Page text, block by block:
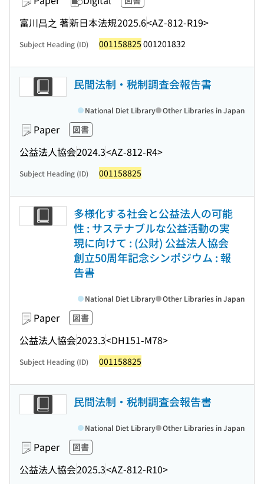
富川昌之 著新日本法規2025.6<AZ-812-R19>
Subject Heading (ID) 001158825 001201832
民間法制・税制調査会報告書
Paper 図書
公益法人協会2024.3<AZ-812-R4>
National Diet Library Other Libraries in Japan
Subject Heading (ID) 001158825
多様化する社会と公益法人の可能
性 : サステナブルな公益活動の実
現に向けて : (公財) 公益法人協会
創立50周年記念シンポジウム : 報
告書
Paper 図書
公益法人協会2023.3<DH151-M78>
National Diet Library Other Libraries in Japan
Subject Heading (ID) 001158825
民間法制・税制調査会報告書
Paper 図書
公益法人協会2025.3<AZ-812-R10>
National Diet Library Other Libraries in Japan